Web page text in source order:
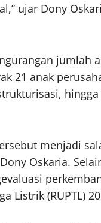
ujar Dony
jumlah
21 anak
menjadi
Oskaria.
Listrik (RUPTL)